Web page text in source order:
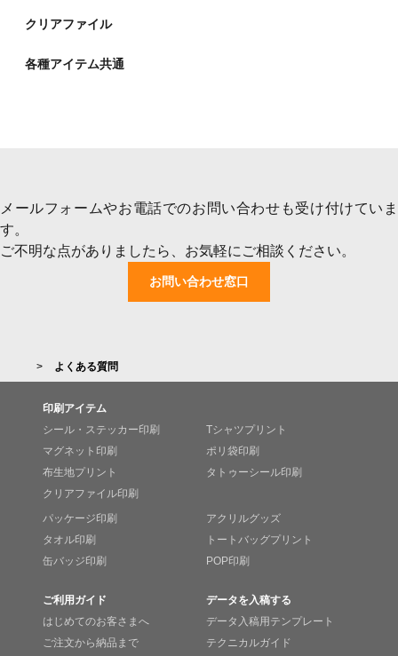
クリアファイル
各種アイテム共通
メールフォームやお電話でのお問い合わせも受け付けていま
す。
ご不明な点がありましたら、お気軽にご相談ください。
お問い合わせ窓口
よくある質問
印刷アイテム
シール・ステッカー印刷
マグネット印刷
布生地プリント
クリアファイル印刷
Tシャツプリント
ポリ袋印刷
タトゥーシール印刷
パッケージ印刷
タオル印刷
缶バッジ印刷
アクリルグッズ
トートバッグプリント
POP印刷
ご利用ガイド
はじめてのお客さまへ
ご注文から納品まで
データを入稿する
データ入稿用テンプレート
テクニカルガイド